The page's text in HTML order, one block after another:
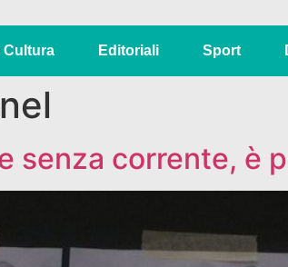
Cultura Editoriali Sport
senza corrente, è